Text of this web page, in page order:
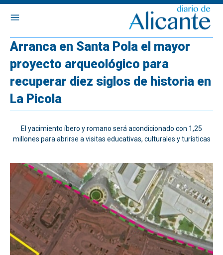
Arranca en Santa Pola el mayor
proyecto arqueológico para
recuperar diez siglos de historia en
La Picola
El yacimiento íbero y romano será acondicionado con 1,25
millones para abrirse a visitas educativas, culturales y turísticas